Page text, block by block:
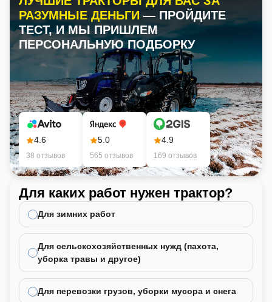
РАЗУМНЫЕ ДЕНЬГИ — ПРОЙДИТЕ
ТЕСТ, И МЫ ПРИШЛЕМ
ПЕРСОНАЛЬНУЮ ПОДБОРКУ
4.6
38 отзывов
5.0
565 отзывов
4.9
169 отзывов
Для каких работ нужен трактор?
Для зимних работ
Для сельскохозяйственных нужд (пахота,
уборка травы и другое)
Для перевозки грузов, уборки мусора и снега